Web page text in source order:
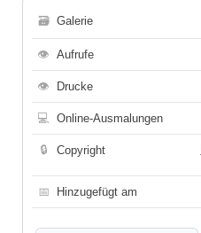
🗃 Galerie
👁 Aufrufe
👁 Drucke
💻 Online-Ausmalungen
🔒 Copyright
📅 Hinzugefügt am